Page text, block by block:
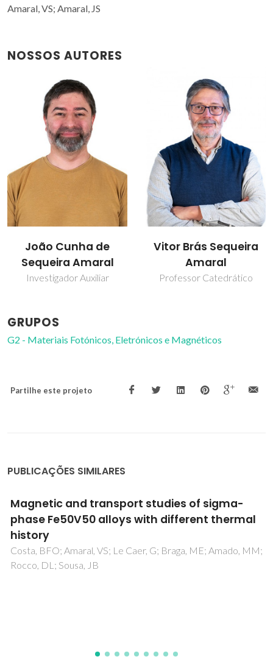
Amaral, VS; Amaral, JS
NOSSOS AUTORES
João Cunha de
Sequeira Amaral
Investigador Auxiliar
Vitor Brás Sequeira
Amaral
Professor Catedrático
GRUPOS
G2 - Materiais Fotónicos, Eletrónicos e Magnéticos
Partilhe este projeto
PUBLICAÇÕES SIMILARES
Spontaneous magnetization above T-C in
polycrystalline La0.7Ca0.3MnO3 and
La0.7Ba0.3MnO3
Turcaud, JA; Pereira, AM; Sandeman, KG; Amaral, JS;
Morrison, K; Berenov, A; Daoud-Aladine, A; Cohen, LF